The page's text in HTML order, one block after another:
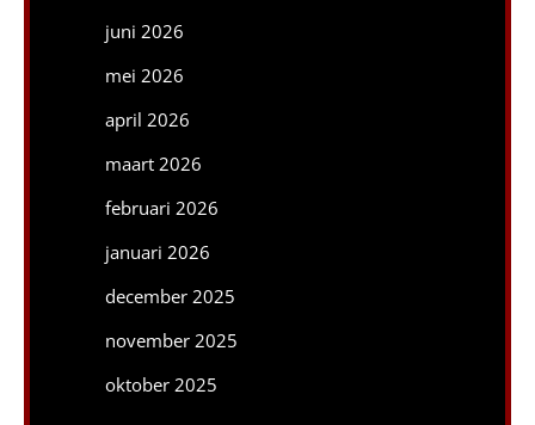
juni 2026
mei 2026
april 2026
maart 2026
februari 2026
januari 2026
december 2025
november 2025
oktober 2025